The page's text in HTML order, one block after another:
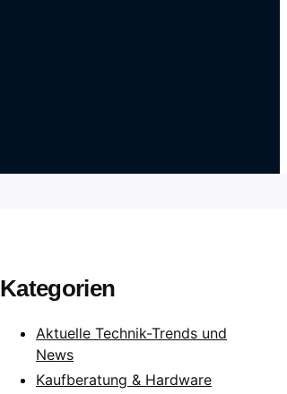
Kategorien
Aktuelle Technik-Trends und
News
Kaufberatung & Hardware